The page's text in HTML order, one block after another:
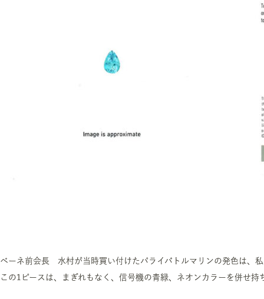
ベーネ前会長 水村が当時買い付けたパライバトルマリンの発色は、
この1ピースは、まぎれもなく、信号機の青緑、ネオンカラーを併せ持